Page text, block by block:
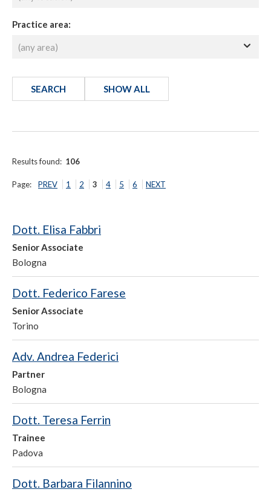
Practice area:
SHOW ALL
Results found: 106
Page: PREV 1 2 3 4 5 6 NEXT
Dott. Elisa Fabbri
Senior Associate
Bologna
Dott. Federico Farese
Senior Associate
Torino
Adv. Andrea Federici
Partner
Bologna
Dott. Teresa Ferrin
Trainee
Padova
Dott. Barbara Filannino